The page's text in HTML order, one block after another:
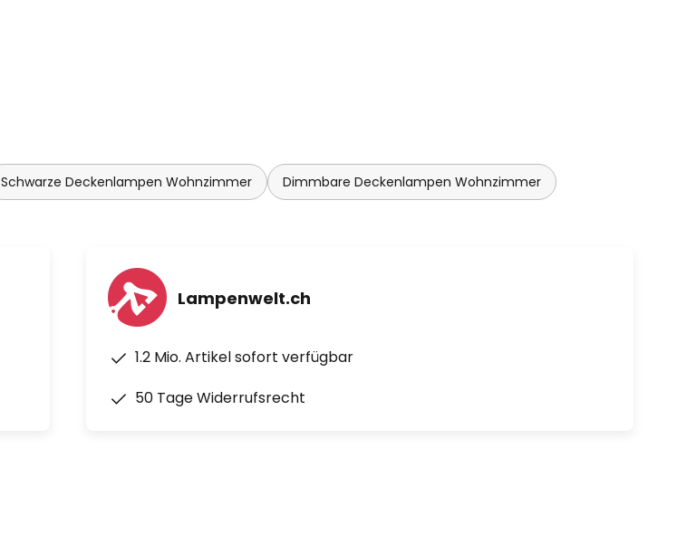
Schwarze Deckenlampen Wohnzimmer Dimmbare Deckenlampen Wohnzimmer
Lampenwelt.ch
1.2 Mio. Artikel sofort verfügbar
50 Tage Widerrufsrecht